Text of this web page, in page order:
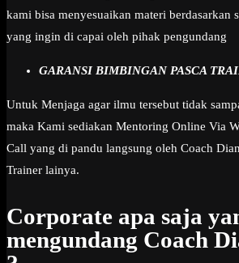
kami bisa menyesuaikan materi berdasarkan
yang ingin di capai oleh pihak pengundang
GARANSI BIMBINGAN PASCA
Untuk Menjaga agar ilmu tersebut tidak
maka Kami sediakan Mentoring Online Via
Call yang di pandu langsung oleh Coach
Trainer lainya.
Corporate apa saja
mengundang Coach